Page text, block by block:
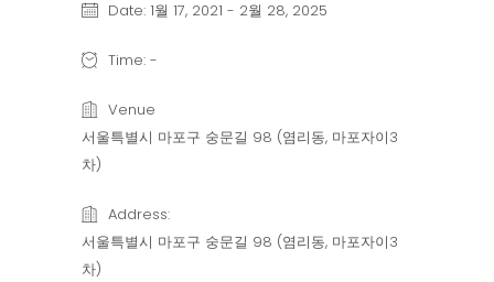
Date: 1월 17, 2021 - 2월 28, 2025
Time: -
Venue
서울특별시 마포구 숭문길 98 (염리동, 마포자이3
차)
Address:
서울특별시 마포구 숭문길 98 (염리동, 마포자이3
차)